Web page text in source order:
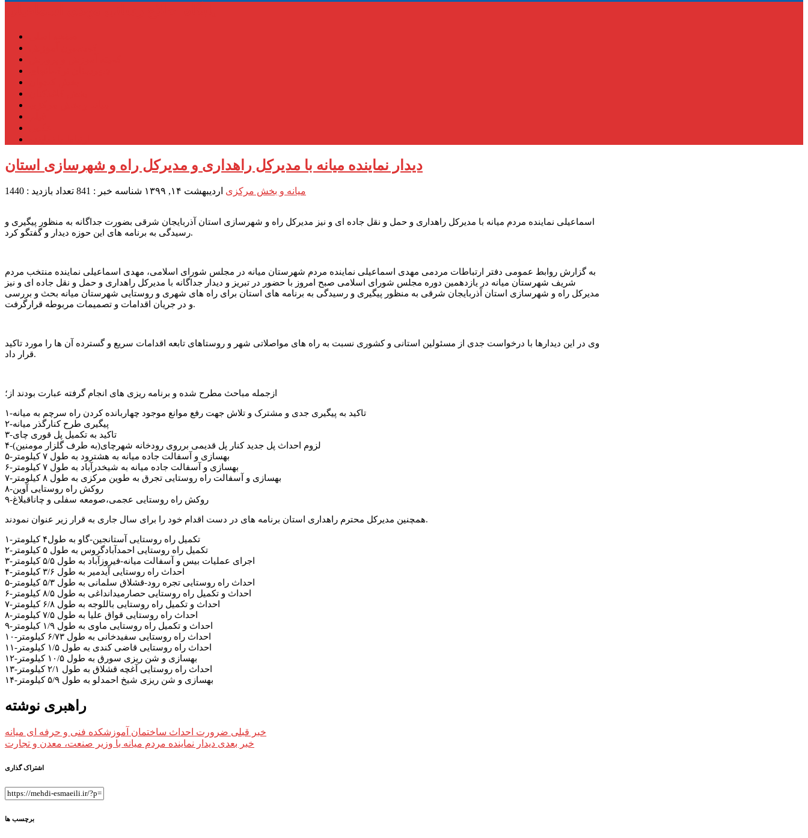
دیدار نماینده میانه با مدیرکل راهداری و مدیرکل راه و شهرسازی استان
میانه و بخش مرکزی اردیبهشت ۱۴, ۱۳۹۹ شناسه خبر : 841 تعداد بازدید : 1440
اسماعیلی نماینده مردم میانه با مدیرکل راهداری و حمل و نقل جاده ای و نیز مدیرکل راه و شهرسازی استان آذربایجان شرقی بضورت جداگانه به منظور پیگیری و
رسیدگی به برنامه های این حوزه دیدار و گفتگو کرد.
به گزارش روابط عمومی دفتر ارتباطات مردمی مهدی اسماعیلی نماینده مردم شهرستان میانه در مجلس شورای اسلامی، مهدی اسماعیلی نماینده منتخب مردم
شریف شهرستان میانه در یازدهمین دوره مجلس شورای اسلامی صبح امروز با حضور در تبریز و دیدار جداگانه با مدیرکل راهداری و حمل و نقل جاده ای و نیز
مدیرکل راه و شهرسازی استان آذربایجان شرقی به منظور پیگیری و رسیدگی به برنامه های استان برای راه های شهری و روستایی شهرستان میانه بحث و بررسی
و در جریان اقدامات و تصمیمات مربوطه قرارگرفت.
وی در این دیدارها با درخواست جدی از مسئولین استانی و کشوری نسبت به راه های مواصلاتی شهر و روستاهای تابعه اقدامات سریع و گسترده آن ها را مورد تاکید
قرار داد.
ازجمله مباحث مطرح شده و برنامه ریزی های انجام گرفته عبارت بودند از؛
۱-تاکید به پیگیری جدی و مشترک و تلاش جهت رفع موانع موجود چهاربانده کردن راه سرچم به میانه
۲-پیگیری طرح کنارگذر میانه
۳-تاکید به تکمیل پل قوری چای
۴-لزوم احداث پل جدید کنار پل قدیمی برروی رودخانه شهرچای(به طرف گلزار مومنین)
۵-بهسازی و آسفالت جاده میانه به هشترود به طول ۷ کیلومتر
۶-بهسازی و آسفالت جاده میانه به شیخدرآباد به طول ۷ کیلومتر
۷-بهسازی و آسفالت راه روستایی تجرق به طوین مرکزی به طول ۸ کیلومتر
۸-روکش راه روستایی آوین
۹-روکش راه روستایی عجمی،صومعه سفلی و چاناقبلاغ
همچنین مدیرکل محترم راهداری استان برنامه های در دست اقدام خود را برای سال جاری به قرار زیر عنوان نمودند.
۱-تکمیل راه روستایی آستانجین-گاو به طول۴ کیلومتر
۲-تکمیل راه روستایی احمدآبادگروس به طول ۵ کیلومتر
۳-اجرای عملیات بیس و آسفالت میانه-فیروزآباد به طول ۵/۵ کیلومتر
۴-احداث راه روستایی آیدمیر به طول ۳/۶ کیلومتر
۵-احداث راه روستایی تجره رود-قشلاق سلمانی به طول ۵/۳ کیلومتر
۶-احداث و تکمیل راه روستایی حصارمیدانداغی به طول ۸/۵ کیلومتر
۷-احداث و تکمیل راه روستایی باللوجه به طول ۶/۸ کیلومتر
۸-احداث راه روستایی قواق علیا به طول ۷/۵ کیلومتر
۹-احداث و تکمیل راه روستایی ماوی به طول ۱/۹ کیلومتر
۱۰-احداث راه روستایی سفیدخانی به طول ۶/۷۳ کیلومتر
۱۱-احداث راه روستایی قاضی کندی به طول ۱/۵ کیلومتر
۱۲-بهسازی و شن ریزی سورق به طول ۱۰/۵ کیلومتر
۱۳-احداث راه روستایی آغچه قشلاق به طول ۲/۱ کیلومتر
۱۴-بهسازی و شن ریزی شیخ احمدلو به طول ۵/۹ کیلومتر
راهبری نوشته
خبر قبلی ضرورت احداث ساختمان آموزشکده فنی و حرفه ای میانه
خبر بعدی دیدار نماینده مردم میانه با وزیر صنعت، معدن و تجارت
اشتراک گذاری
برچسب ها